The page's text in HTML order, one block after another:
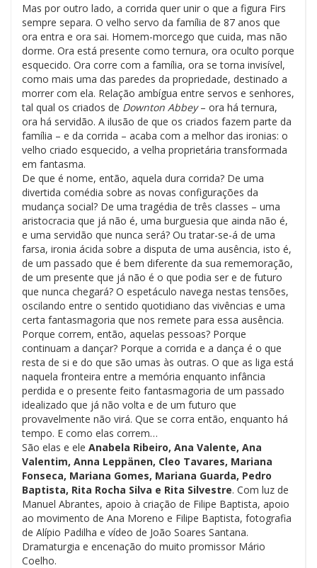
Mas por outro lado, a corrida quer unir o que a figura Firs
sempre separa. O velho servo da família de 87 anos que
ora entra e ora sai. Homem-morcego que cuida, mas não
dorme. Ora está presente como ternura, ora oculto porque
esquecido. Ora corre com a família, ora se torna invisível,
como mais uma das paredes da propriedade, destinado a
morrer com ela. Relação ambígua entre servos e senhores,
tal qual os criados de Downton Abbey– ora há ternura,
ora há servidão. A ilusão de que os criados fazem parte da
família – e da corrida – acaba com a melhor das ironias: o
velho criado esquecido, a velha proprietária transformada
em fantasma.
De que é nome, então, aquela dura corrida? De uma
divertida comédia sobre as novas configurações da
mudança social? De uma tragédia de três classes – uma
aristocracia que já não é, uma burguesia que ainda não é,
e uma servidão que nunca será? Ou tratar-se-á de uma
farsa, ironia ácida sobre a disputa de uma ausência, isto é,
de um passado que é bem diferente da sua rememoração,
de um presente que já não é o que podia ser e de futuro
que nunca chegará? O espetáculo navega nestas tensões,
oscilando entre o sentido quotidiano das vivências e uma
certa fantasmagoria que nos remete para essa ausência.
Porque correm, então, aquelas pessoas? Porque
continuam a dançar? Porque a corrida e a dança é o que
resta de si e do que são umas às outras. O que as liga está
naquela fronteira entre a memória enquanto infância
perdida e o presente feito fantasmagoria de um passado
idealizado que já não volta e de um futuro que
provavelmente não virá. Que se corra então, enquanto há
tempo. E como elas correm…
São elas e ele Anabela Ribeiro, Ana Valente, Ana
Valentim, Anna Leppänen, Cleo Tavares, Mariana
Fonseca, Mariana Gomes, Mariana Guarda, Pedro
Baptista, Rita Rocha Silva e Rita Silvestre. Com luz de
Manuel Abrantes, apoio à criação de Filipe Baptista, apoio
ao movimento de Ana Moreno e Filipe Baptista, fotografia
de Alípio Padilha e vídeo de João Soares Santana.
Dramaturgia e encenação do muito promissor Mário
Coelho.